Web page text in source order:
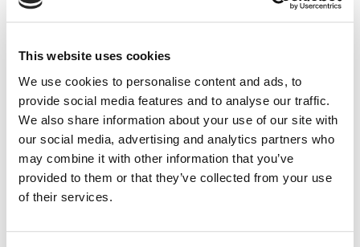
This website uses cookies
We use cookies to personalise content and ads, to
provide social media features and to analyse our traffic.
We also share information about your use of our site with
our social media, advertising and analytics partners who
may combine it with other information that you’ve
provided to them or that they’ve collected from your use
of their services.
最高品质
通过 IPnux 采用业界最高质量的代理。 我们的代
理经过精心策划，可提供卓越的性能、无与伦比的
安全性和无缝的在线匿名性。 相信我们对满足您
所有代理需求的质量承诺，包括 津巴布韦 住宅代